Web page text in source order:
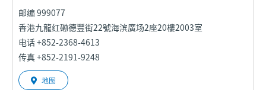
邮编 999077
香港九龍红磡德豐街22號海滨廣场2座20樓2003室
电话 +852-2368-4613
传真 +852-2191-9248
地图